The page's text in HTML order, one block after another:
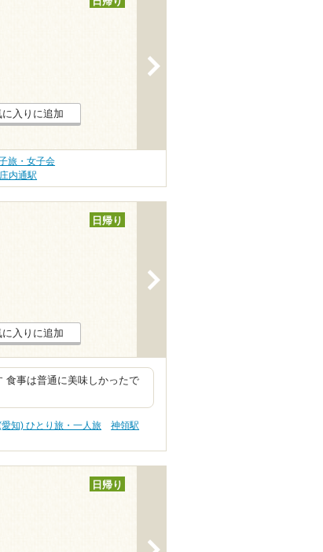
に入りに追加
旅・女子会
庄内通駅
日帰り
に入りに追加
食事は普通に美味しかったで
知) ひとり旅・一人旅
神領駅
日帰り